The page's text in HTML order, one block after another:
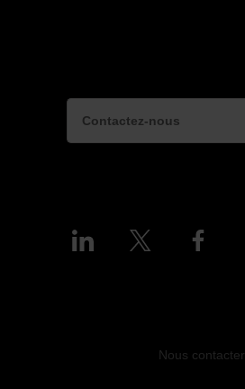
Contactez-nous
Nous contacter